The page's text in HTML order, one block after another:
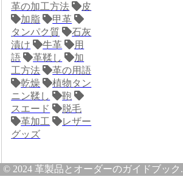
革の加工方法
皮
加脂
甲革
タンパク質
石灰
漬け
牛革
用
語
革鞣し
加
工方法
革の用語
乾燥
植物タン
ニン鞣し
鞄
スエード
脱毛
革加工
レザー
グッズ
© 2024 革製品とオーダーのガイドブック.